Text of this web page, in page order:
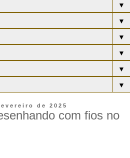
▼
▼
▼
▼
▼
▼
de 2025
com fios no